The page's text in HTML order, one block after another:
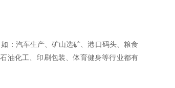
：汽车生产、矿山选矿、港口码头、粮食
油化工、印刷包装、体育健身等行业都有